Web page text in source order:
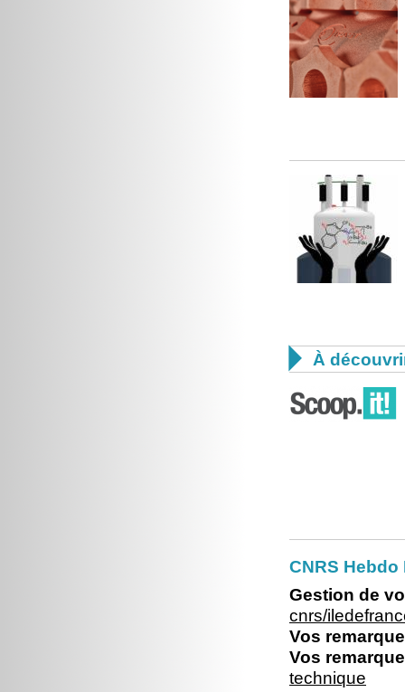
 À
CNRS Hebdo
Gestion de
cnrs/
Vos
Vos
technique